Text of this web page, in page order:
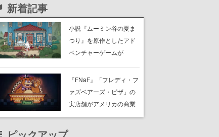
新着記事
小説『ムーミン谷の夏ま
つり』を原作としたアド
ベンチャーゲームが
PC（Steam）向けに2026
年秋発売へ。手描きアー
トの雰囲気が良すぎる最
『FNaF』「フレディ・フ
ァズベアーズ・ピザ」の
実店舗がアメリカの商業
施設「American Dream」